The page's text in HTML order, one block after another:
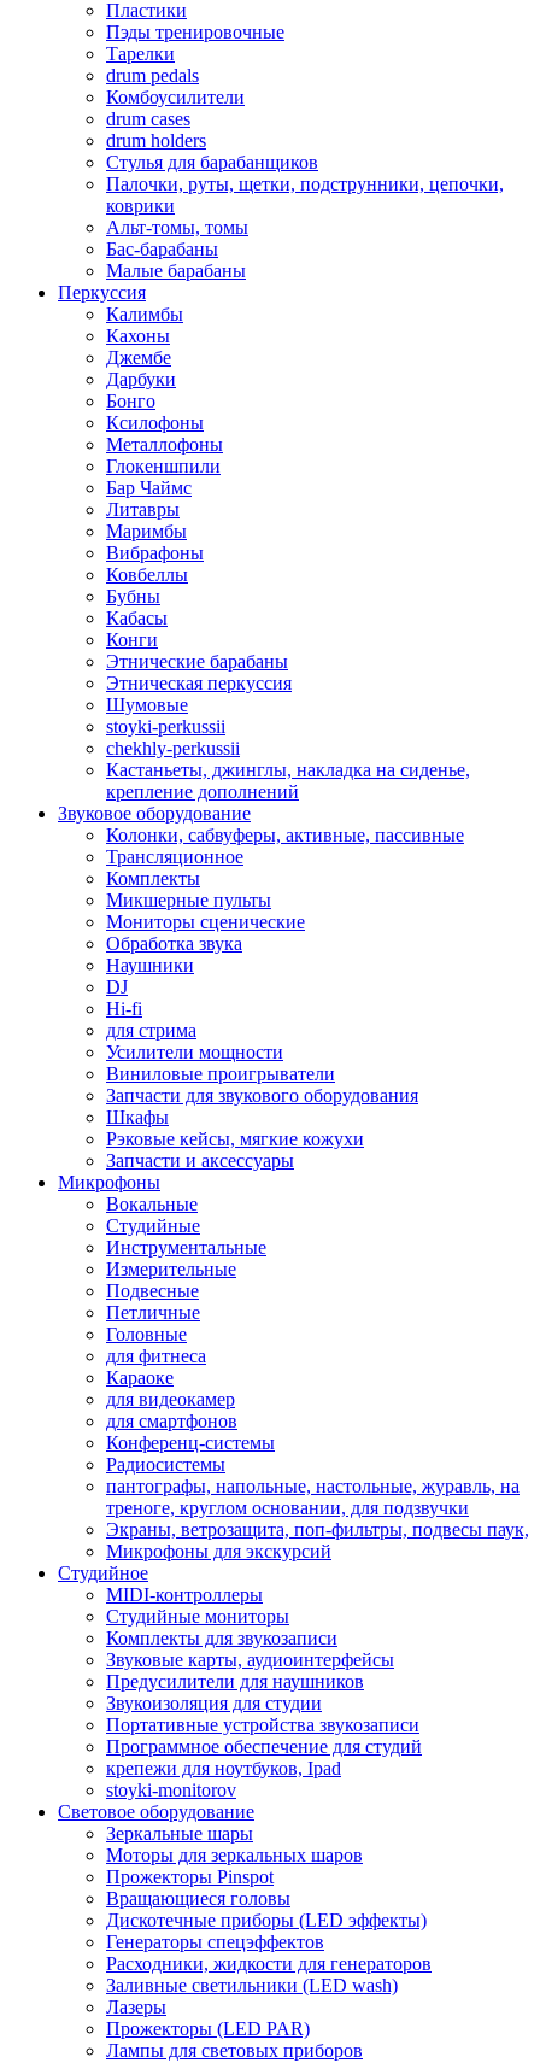
Пластики
Пэды тренировочные
Тарелки
drum pedals
Комбоусилители
drum cases
drum holders
Стулья для барабанщиков
Палочки, руты, щетки, подструнники, цепочки,
коврики
Альт-томы, томы
Бас-барабаны
Малые барабаны
Перкуссия
Калимбы
Кахоны
Джембе
Дарбуки
Бонго
Ксилофоны
Металлофоны
Глокеншпили
Бар Чаймс
Литавры
Маримбы
Вибрафоны
Ковбеллы
Бубны
Кабасы
Конги
Этнические барабаны
Этническая перкуссия
Шумовые
stoyki-perkussii
chekhly-perkussii
Кастаньеты, джинглы, накладка на сиденье,
крепление дополнений
Звуковое оборудование
Колонки, сабвуферы, активные, пассивные
Трансляционное
Комплекты
Микшерные пульты
Мониторы сценические
Обработка звука
Наушники
DJ
Hi-fi
для стрима
Усилители мощности
Виниловые проигрыватели
Запчасти для звукового оборудования
Шкафы
Рэковые кейсы, мягкие кожухи
Запчасти и аксессуары
Микрофоны
Вокальные
Студийные
Инструментальные
Измерительные
Подвесные
Петличные
Головные
для фитнеса
Караоке
для видеокамер
для смартфонов
Конференц-системы
Радиосистемы
пантографы, напольные, настольные, журавль, на
треноге, круглом основании, для подзвучки
Экраны, ветрозащита, поп-фильтры, подвесы паук,
Микрофоны для экскурсий
Студийное
MIDI-контроллеры
Студийные мониторы
Комплекты для звукозаписи
Звуковые карты, аудиоинтерфейсы
Предусилители для наушников
Звукоизоляция для студии
Портативные устройства звукозаписи
Программное обеспечение для студий
крепежи для ноутбуков, Ipad
stoyki-monitorov
Световое оборудование
Зеркальные шары
Моторы для зеркальных шаров
Прожекторы Pinspot
Вращающиеся головы
Дискотечные приборы (LED эффекты)
Генераторы спецэффектов
Расходники, жидкости для генераторов
Заливные светильники (LED wash)
Лазеры
Прожекторы (LED PAR)
Лампы для световых приборов